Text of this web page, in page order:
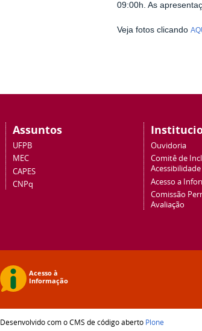
09:00h. As
Veja fotos clicando
Assuntos
UFPB
MEC
CAPES
CNPq
Ouvidoria
Comitê de
Acessibilidade
Acesso a
Comissão
Avaliação
Desenvolvido com o CMS de código aberto Plone